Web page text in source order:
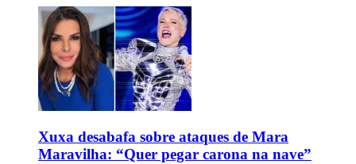
Xuxa desabafa sobre ataques de Mara
Maravilha: “Quer pegar carona na nave”